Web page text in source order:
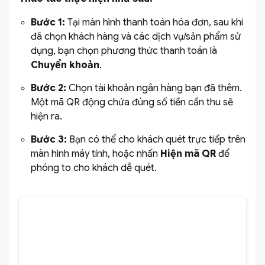
Bước 1: Tại màn hình thanh toán hóa đơn, sau khi
đã chọn khách hàng và các dịch vụ/sản phẩm sử
dụng, bạn chọn phương thức thanh toán là
Chuyển khoản.
Bước 2: Chọn tài khoản ngân hàng bạn đã thêm.
Một mã QR động chứa đúng số tiền cần thu sẽ
hiện ra.
Bước 3: Bạn có thể cho khách quét trực tiếp trên
màn hình máy tính, hoặc nhấn Hiện mã QR để
phóng to cho khách dễ quét.